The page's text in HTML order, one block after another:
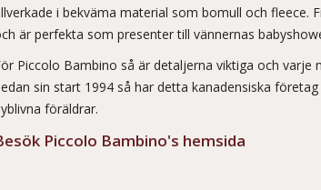
i bekväma material som bomull och fleece.
är perfekta som presenter till vännernas
Piccolo Bambino så är detaljerna viktiga och varje
sin start 1994 så har detta kanadensiska
föräldrar.
Piccolo Bambino's hemsida